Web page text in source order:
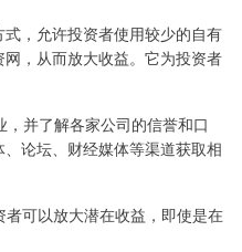
，允许投资者使用较少的自有
，从而放大收益。它为投资者
并了解各家公司的信誉和口
论坛、财经媒体等渠道获取相
可以放大潜在收益，即使是在